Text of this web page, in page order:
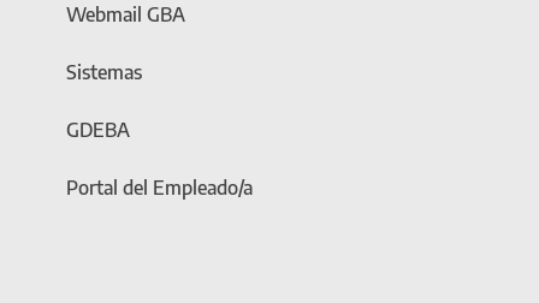
Webmail GBA
Sistemas
GDEBA
Portal del Empleado/a